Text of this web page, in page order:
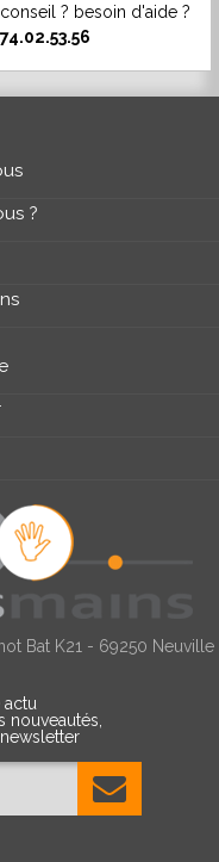
? besoin d'aide ?
?
Bat K21 - 69250 Neuville
actu
nouveautés,